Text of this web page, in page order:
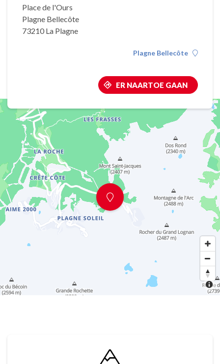
Place de l'Ours
Plagne Bellecôte
73210 La Plagne
Plagne Bellecôte
ER NAARTOE GAAN